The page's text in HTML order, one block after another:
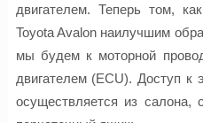
двигателем. Теперь том,
Toyota Avalon наилучшим
мы будем к моторной
двигателем (ECU). Доступ к
осуществляется из салона,